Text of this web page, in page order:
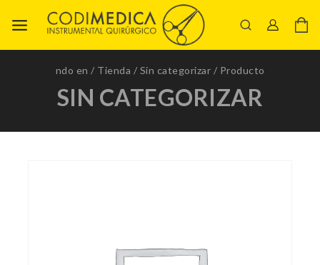
ndo en / Tienda / Sin categorizar / Producto
SIN CATEGORIZAR